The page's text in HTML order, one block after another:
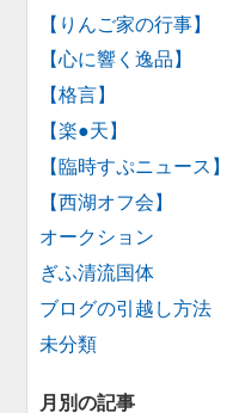
【りんご家の行事】
【心に響く逸品】
【格言】
【楽●天】
【臨時すぷニュース】
【西湖オフ会】
オークション
ぎふ清流国体
ブログの引越し方法
未分類
月別の記事